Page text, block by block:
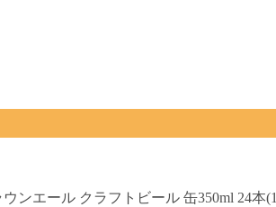
ンエール クラフトビール 缶350ml 24